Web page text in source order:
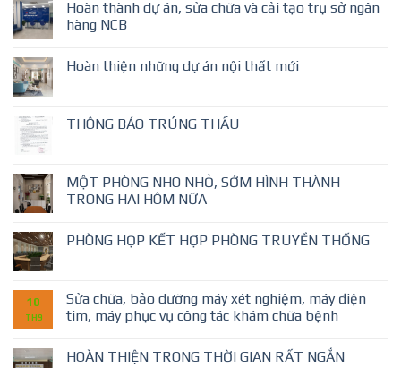
Hoàn thành dự án, sửa chữa và cải tạo trụ sở ngân
hàng NCB
Hoàn thiện những dự án nội thất mới
THÔNG BÁO TRÚNG THẦU
MỘT PHÒNG NHO NHỎ, SỚM HÌNH THÀNH
TRONG HAI HÔM NỮA
PHÒNG HỌP KẾT HỢP PHÒNG TRUYỀN THỐNG
10
TH9
Sửa chữa, bảo dưỡng máy xét nghiệm, máy điện
tim, máy phục vụ công tác khám chữa bệnh
HOÀN THIỆN TRONG THỜI GIAN RẤT NGẮN